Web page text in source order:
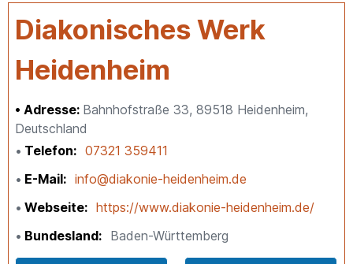
Diakonisches Werk
Heidenheim
Adresse: Bahnhofstraße 33, 89518 Heidenheim,
Deutschland
Telefon
07321 359411
E-Mail
info@diakonie-heidenheim.de
Webseite
https://www.diakonie-heidenheim.de/
Bundesland
Baden-Württemberg